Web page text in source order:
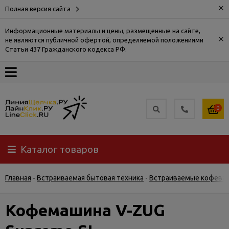
Полная версия сайта ×
Информационные материалы и цены, размещенные на сайте,
не являются публичной офертой, определяемой положениями
Статьи 437 Гражданского кодекса РФ.
×
О
Доставка
Самовывоз
Гарантия
возврат
0
Каталог товаров
Главная - Встраиваемая бытовая техника - Встраиваемые
Кофемашина V-ZUG